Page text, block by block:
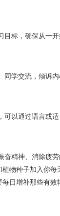
目标，确保从一
同学交流，倾诉
可以通过语言或
物种子加入你
日增补那些有